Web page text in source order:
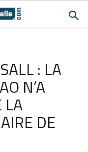
: LA
N’A
LA
DE